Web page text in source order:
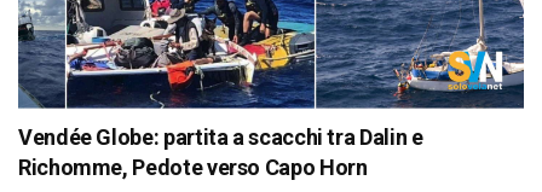
Vendée Globe: partita a scacchi tra Dalin e
Richomme, Pedote verso Capo Horn